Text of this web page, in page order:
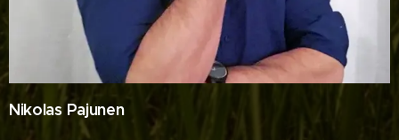
Nikolas Pajunen